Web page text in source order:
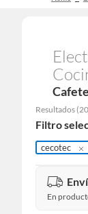
Resultados (20
Filtro
cecotec
En